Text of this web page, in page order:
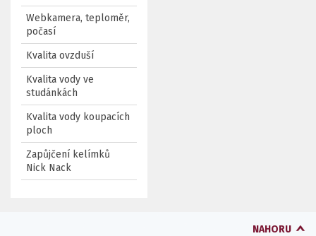
Webkamera, teploměr,
počasí
Kvalita ovzduší
Kvalita vody ve
studánkách
Kvalita vody koupacích
ploch
Zapůjčení kelímků
Nick Nack
NAHORU